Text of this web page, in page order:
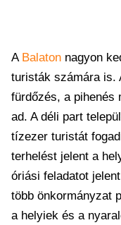
A Balaton nagyon
turisták számára is.
fürdőzés, a pihenés
ad. A déli part
tízezer turistát
terhelést jelent a
óriási feladatot
több önkormányzat
a helyiek és a